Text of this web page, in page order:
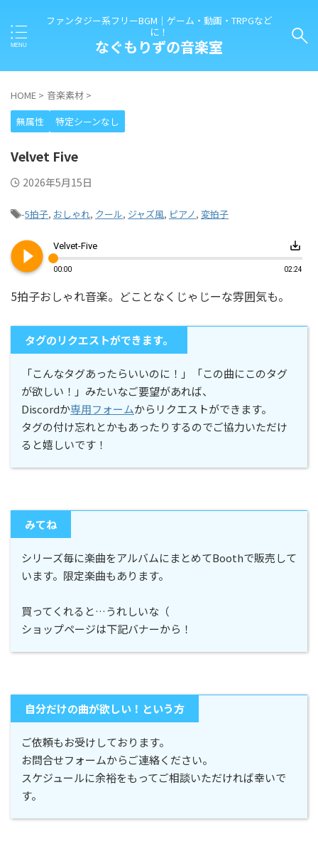
ファンタジー系フリーBGM｜ゲーム・動画・TRPGなど
に！
なぐもりずの音楽室
HOME > 音楽素材 >
無属性
特定シーンなし
Velvet Five
2026年5月15日
-5拍子, おしゃれ, クール, ジャズ風, ピアノ, 変拍子
play_circle_filled Velvet-Five save_alt
00:00 02:24
5拍子おしゃれ音楽。どことなくじゃじーな雰囲気も。
タグのリクエストができます。
「こんなタグあったらいいのに！」「この曲にこのタグ
が欲しい！」みたいなご要望があれば、
Discordか専用フォームからリクエストができます。
タグの付け忘れとかもあったりするのでご協力いただけ
ると嬉しいです！
みてね
シリーズ毎に楽曲をアルバムにまとめてBoothで販売して
います。限定楽曲もあります。
買ってくれると…うれしいな（
ショップページは下記バナーから！
自分だけの曲が欲しい！という方
ご依頼もお受けしております。
お問合せフォームからご連絡ください。
スケジュールに余裕をもってご相談いただければ幸いで
す。